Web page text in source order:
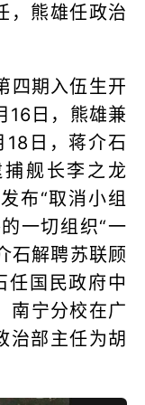
，熊雄任政治
四期入伍生开
16日，熊雄兼
日，蒋介石
舰长李之龙
布“取消小组
一切组织“一
石解聘苏联顾
任国民政府中
南宁分校在广
治部主任为胡